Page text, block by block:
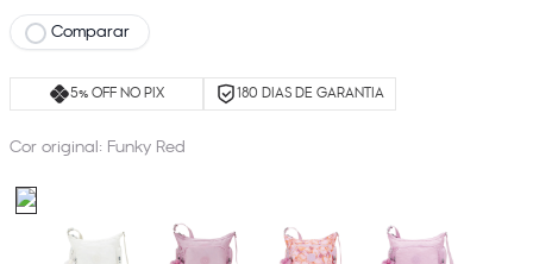
Comparar
5% OFF NO PIX 180 DIAS DE GARANTIA
Cor original: Funky Red